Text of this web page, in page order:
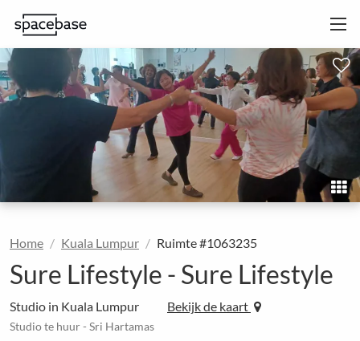
Home Kuala Lumpur Ruimte #1063235
Sure Lifestyle - Sure Lifestyle
Studio in Kuala Lumpur Bekijk de kaart
Studio te huur - Sri Hartamas